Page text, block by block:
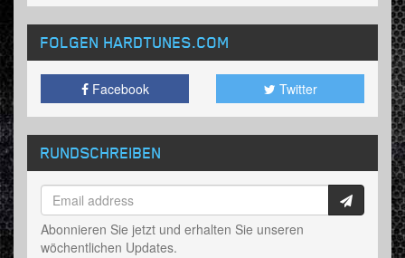
FOLGEN HARDTUNES.COM
Facebook Twitter
RUNDSCHREIBEN
Abonnieren Sie jetzt und erhalten Sie unseren
wöchentlichen Updates.